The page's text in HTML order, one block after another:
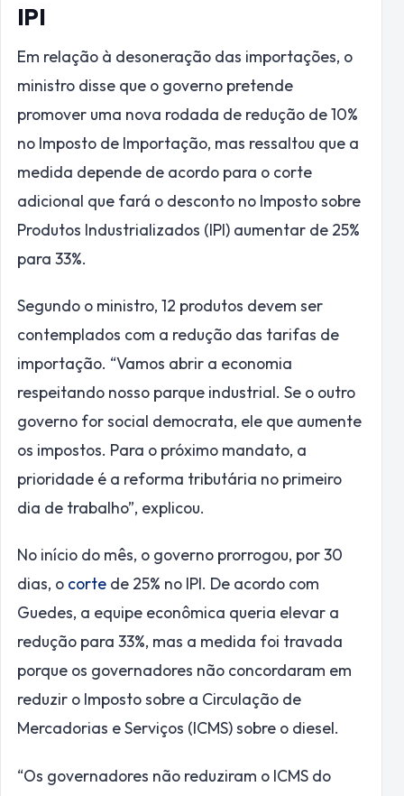
IPI
Em relação à desoneração das importações, o
ministro disse que o governo pretende
promover uma nova rodada de redução de 10%
no Imposto de Importação, mas ressaltou que a
medida depende de acordo para o corte
adicional que fará o desconto no Imposto sobre
Produtos Industrializados (IPI) aumentar de 25%
para 33%.
Segundo o ministro, 12 produtos devem ser
contemplados com a redução das tarifas de
importação. “Vamos abrir a economia
respeitando nosso parque industrial. Se o outro
governo for social democrata, ele que aumente
os impostos. Para o próximo mandato, a
prioridade é a reforma tributária no primeiro
dia de trabalho”, explicou.
No início do mês, o governo prorrogou, por 30
dias, o corte de 25% no IPI. De acordo com
Guedes, a equipe econômica queria elevar a
redução para 33%, mas a medida foi travada
porque os governadores não concordaram em
reduzir o Imposto sobre a Circulação de
Mercadorias e Serviços (ICMS) sobre o diesel.
“Os governadores não reduziram o ICMS do